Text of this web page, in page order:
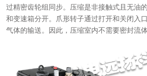
过精密齿轮组同步。压缩是非接触式且无油
和变速箱分开。爪形转子通过打开和关闭入
气体的输送。因此，压缩室内不需要密封流体